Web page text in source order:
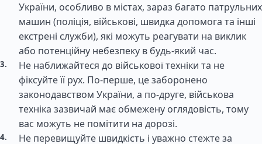
України, особливо в містах, зараз багато патрульних
машин (поліція, військові, швидка допомога та інші
екстрені служби), які можуть реагувати на виклик
або потенційну небезпеку в будь-який час.
Не наближайтеся до військової техніки та не
фіксуйте її рух. По-перше, це заборонено
законодавством України, а по-друге, військова
техніка зазвичай має обмежену оглядовість, тому
вас можуть не помітити на дорозі.
Не перевищуйте швидкість і уважно стежте за